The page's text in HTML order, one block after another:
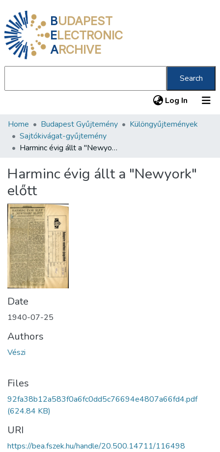
BUDAPEST
ELECTRONIC
ARCHIVE
Search
Log In (current)
Communities & Collections
All of DSpace
About us
Home Budapest Gyűjtemény
Különgyűjtemények
Sajtókivágat-gyűjtemény
Harminc évig állt a "Newyork" előtt
Harminc évig állt a "Newyork"
előtt
Date
1940-07-25
Authors
Vészi
Files
92fa38b12a583f0a6fc0dd5c76694e4807a66fd4.pdf
(624.84 KB)
URI
https://bea.fszek.hu/handle/20.500.14711/116498